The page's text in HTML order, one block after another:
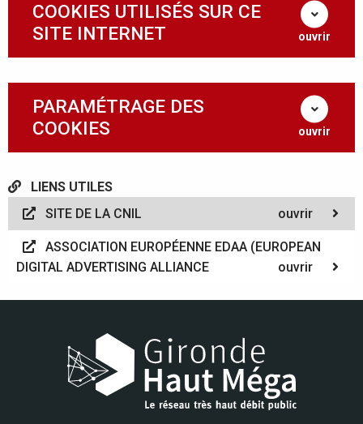
COOKIES UTILISÉS SUR CE
SITE INTERNET
ouvrir
PARAMÉTRAGE DES
COOKIES
ouvrir
LIENS UTILES
SITE DE LA CNIL
ouvrir
ASSOCIATION EUROPÉENNE EDAA (EUROPEAN
DIGITAL ADVERTISING ALLIANCE
ouvrir